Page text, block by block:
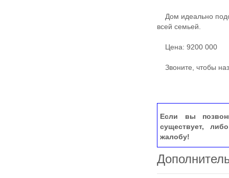
Дом идеально
всей семьей.
Цена: 9200 000
Звоните, чтобы
Если вы
существует,
жалобу!